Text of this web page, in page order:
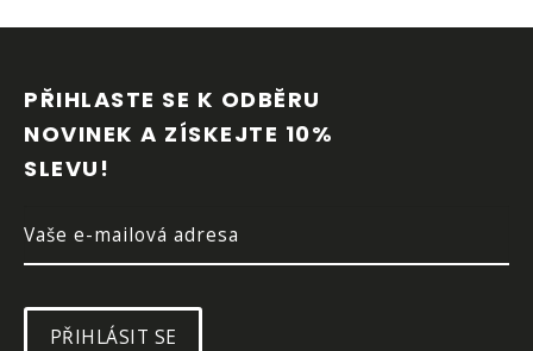
PŘIHLASTE SE K ODBĚRU
NOVINEK A ZÍSKEJTE 10%
SLEVU!
PŘIHLÁSIT SE